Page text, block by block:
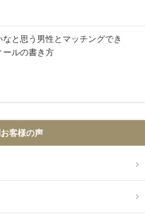
なと思う男性とマッチングでき
ールの書き方
客様の声